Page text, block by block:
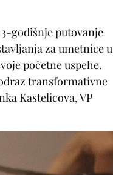
godišnje putovanje
za umetnice u
početne uspehe.
transformativne
Kastelicova, VP